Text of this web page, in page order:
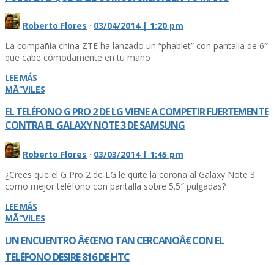
Roberto Flores · 03/04/2014 | 1:20 pm
La compañí­a china ZTE ha lanzado un “phablet” con pantalla de 6″
que cabe cómodamente en tu mano
LEE MÁS
MÃ“VILES
EL TELÉFONO G PRO 2 DE LG VIENE A COMPETIR FUERTEMENTE
CONTRA EL GALAXY NOTE 3 DE SAMSUNG
Roberto Flores · 03/03/2014 | 1:45 pm
¿Crees que el G Pro 2 de LG le quite la corona al Galaxy Note 3
como mejor teléfono con pantalla sobre 5.5″ pulgadas?
LEE MÁS
MÃ“VILES
UN ENCUENTRO Â€ŒNO TAN CERCANOÂ€ CON EL
TELÉFONO DESIRE 816 DE HTC